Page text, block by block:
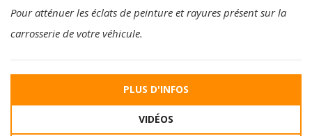
Pour atténuer les éclats de peinture et rayures présent sur la
carrosserie de votre véhicule.
PLUS D'INFOS
VIDÉOS